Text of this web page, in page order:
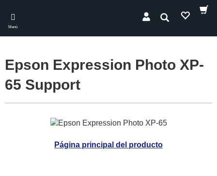
main
content
Menú
Buscar
Página principal del producto
Epson Expression Photo XP-
65 Support